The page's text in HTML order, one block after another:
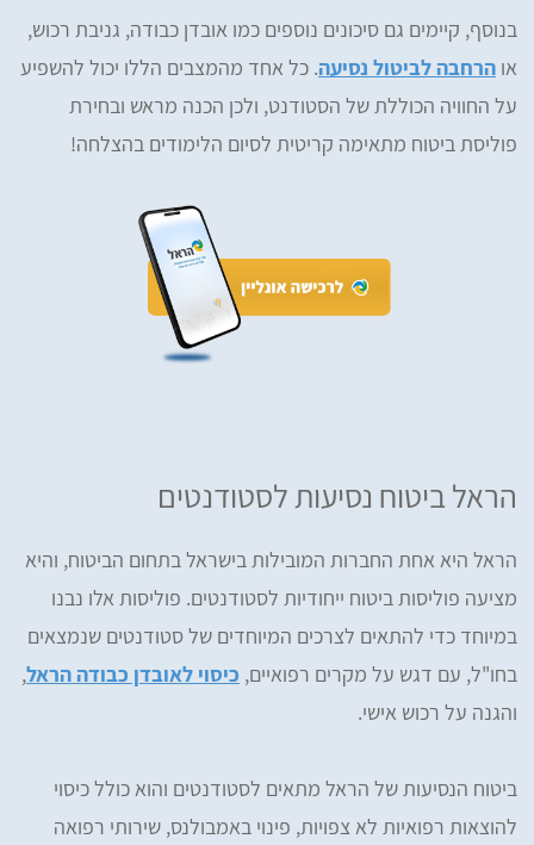
בנוסף, קיימים גם סיכונים נוספים כמו אובדן כבודה, גניבת רכוש,
או הרחבה לביטול נסיעה. כל אחד מהמצבים הללו יכול להשפיע
על החוויה הכוללת של הסטודנט, ולכן הכנה מראש ובחירת
פוליסת ביטוח מתאימה קריטית לסיום הלימודים בהצלחה!
הראל ביטוח נסיעות לסטודנטים
הראל היא אחת החברות המובילות בישראל בתחום הביטוח, והיא
מציעה פוליסות ביטוח ייחודיות לסטודנטים. פוליסות אלו נבנו
במיוחד כדי להתאים לצרכים המיוחדים של סטודנטים שנמצאים
בחו"ל, עם דגש על מקרים רפואיים, כיסוי לאובדן כבודה הראל,
והגנה על רכוש אישי.
ביטוח הנסיעות של הראל מתאים לסטודנטים והוא כולל כיסוי
להוצאות רפואיות לא צפויות, פינוי באמבולנס, שירותי רפואה